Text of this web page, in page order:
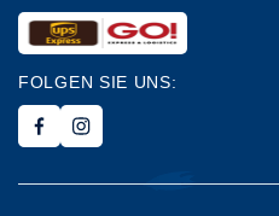
FOLGEN SIE UNS: